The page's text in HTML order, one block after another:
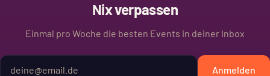
Nix verpassen
Einmal pro Woche die besten Events in deiner Inbox
Anmelden